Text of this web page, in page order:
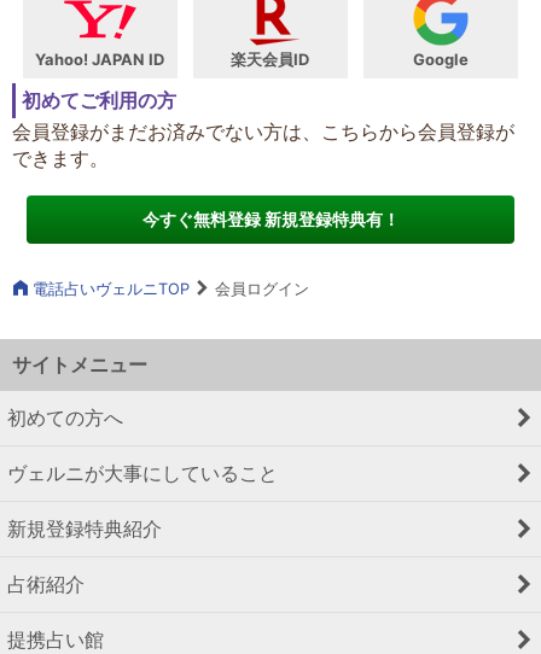
Yahoo! JAPAN ID 楽天会員ID Google
初めてご利用の方
会員登録がまだお済みでない方は、こちらから会員登録が
できます。
今すぐ無料登録 新規登録特典有！
電話占いヴェルニTOP 会員ログイン
サイトメニュー
初めての方へ
ヴェルニが大事にしていること
新規登録特典紹介
占術紹介
提携占い館